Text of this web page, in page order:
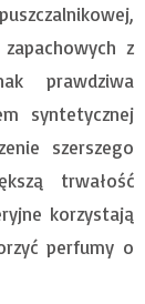
z
prawdziwa
syntetycznej
szerszego
trwałość
korzystają
perfumy o